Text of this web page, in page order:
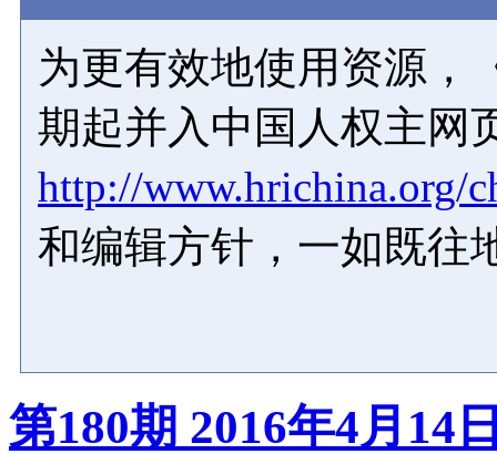
为更有效地使用资源，
期起并入中国人权主网
http://www.hrichina.org/
和编辑方针，一如既往
第180期 2016年4月14